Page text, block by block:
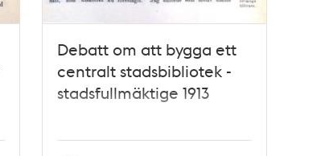
Debatt om att bygga ett
centralt stadsbibliotek -
stadsfullmäktige 1913